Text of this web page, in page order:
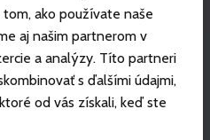
ako používate naše
aj našim partnerom v
a analýzy. Títo partneri
s ďalšími údajmi,
od vás získali, keď ste